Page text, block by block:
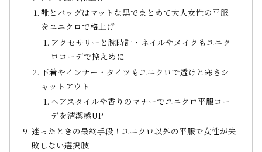
靴とバッグはマットな黒でまとめて大人女性の平服
をユニクロで格上げ
アクセサリーと腕時計・ネイルやメイクもユニク
ロコーデで控えめに
下着やインナー・タイツもユニクロで透けと寒さシ
ャットアウト
ヘアスタイルや香りのマナーでユニクロ平服コー
デを清潔感UP
迷ったときの最終手段！ユニクロ以外の平服で女性が失
敗しない選択肢